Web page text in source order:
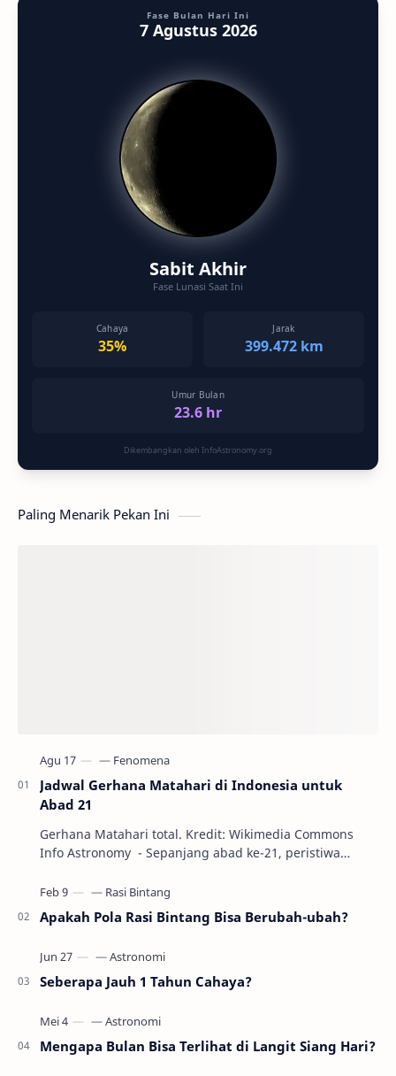
Fase Bulan Hari Ini
7 Agustus 2026
Sabit Akhir
Fase Lunasi Saat Ini
Cahaya
35%
Jarak
399.472 km
Umur Bulan
23.6 hr
Dikembangkan oleh InfoAstronomy.org
Paling Menarik Pekan Ini
Jadwal Gerhana Matahari di Indonesia untuk
Abad 21
Gerhana Matahari total. Kredit: Wikimedia Commons
Info Astronomy - Sepanjang abad ke-21, peristiwa
Apakah Pola Rasi Bintang Bisa Berubah-ubah?
Seberapa Jauh 1 Tahun Cahaya?
Mengapa Bulan Bisa Terlihat di Langit Siang Hari?